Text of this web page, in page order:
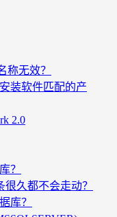
称无效？
装软件匹配的产
2.0
？
久都不会走动？
库？